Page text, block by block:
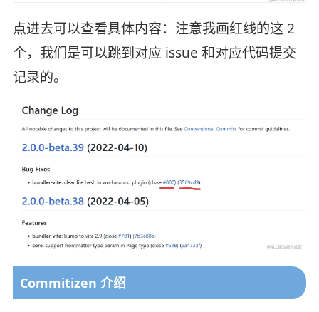
点进去可以查看具体内容：注意我画红线的这 2
个，我们是可以跳到对应 issue 和对应代码提交
记录的。
Commitizen 介绍